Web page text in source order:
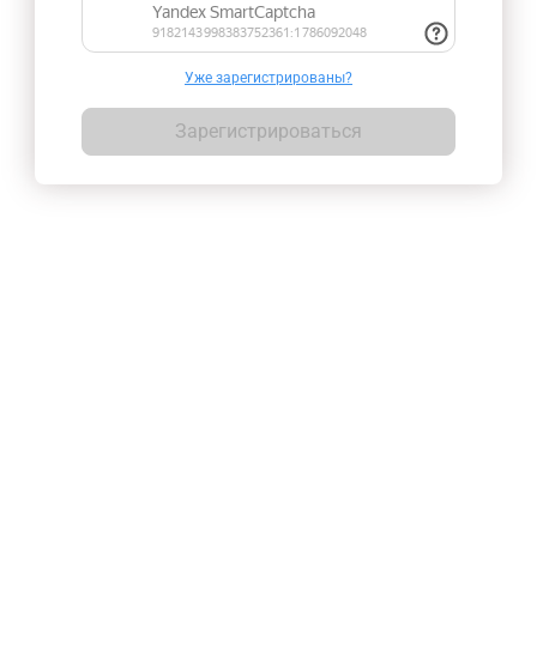
Уже зарегистрированы?
Зарегистрироваться